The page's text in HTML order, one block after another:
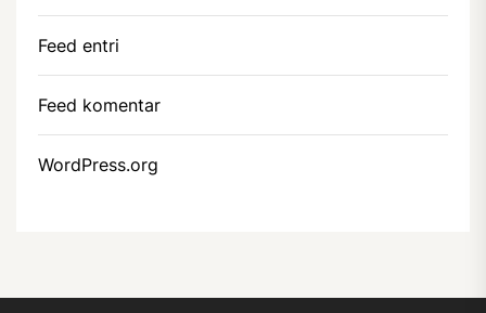
Feed entri
Feed komentar
WordPress.org